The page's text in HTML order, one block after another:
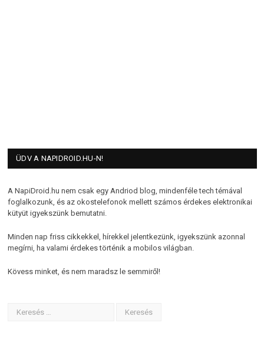
ÜDV A NAPIDROID.HU-N!
A NapiDroid.hu nem csak egy Andriod blog, mindenféle tech témával
foglalkozunk, és az okostelefonok mellett számos érdekes elektronikai
kütyüt igyekszünk bemutatni.
Minden nap friss cikkekkel, hírekkel jelentkezünk, igyekszünk azonnal
megírni, ha valami érdekes történik a mobilos világban.
Kövess minket, és nem maradsz le semmiről!